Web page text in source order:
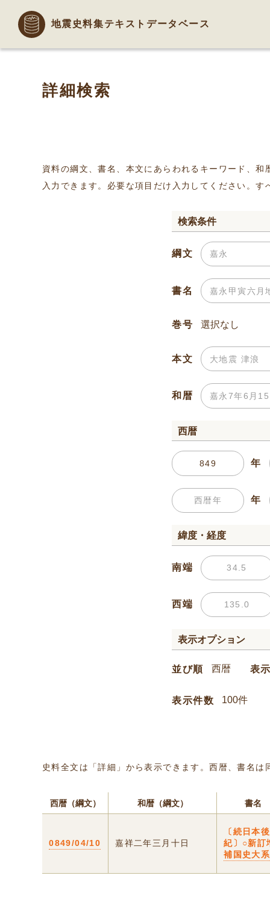
地震史料集テキストデータベース
詳細検索
資料の綱文、書名、本文にあらわれるキーワード、
入力できます。必要な項目だけ入力してください。
検索条件
綱文
書名
巻号
本文
和暦
西暦
年
年
緯度・経度
南端
西端
表示オプション
並び順 表
表示件数
史料全文は「詳細」から表示できます。西暦、書名
西暦（綱文） 和暦（綱文） 書名
0849/04/10 嘉祥二年三月十日
〔続日本後
紀〕○新訂
補国史大系